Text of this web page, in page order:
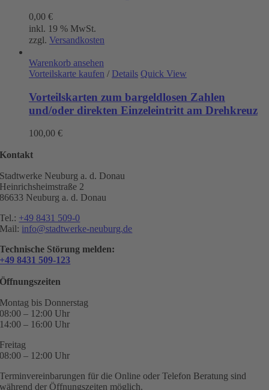
0,00 €
inkl. 19 % MwSt.
zzgl. Versandkosten
Warenkorb ansehen
Vorteilskarte kaufen / Details Quick View
Vorteilskarten zum bargeldlosen Zahlen
und/oder direkten Einzeleintritt am Drehkreuz
100,00 €
Kontakt
Stadtwerke Neuburg a. d. Donau
Heinrichsheimstraße 2
86633 Neuburg a. d. Donau
Tel.: +49 8431 509-0
Mail: info@stadtwerke-neuburg.de
Technische Störung melden:
+49 8431 509-123
Öffnungszeiten
Montag bis Donnerstag
08:00 – 12:00 Uhr
14:00 – 16:00 Uhr
Freitag
08:00 – 12:00 Uhr
Terminvereinbarungen für die Online oder Telefon Beratung sind
während der Öffnungszeiten möglich.